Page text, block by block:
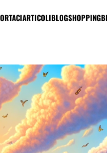
ARTICOLIBLOGSHOPPING